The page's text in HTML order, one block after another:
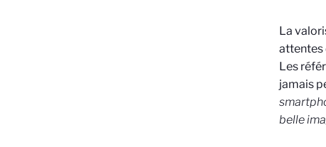
La
attentes
Les
jamais
belle